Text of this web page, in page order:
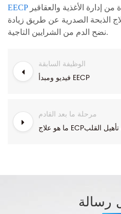
EECPهو معالجة معتمدة من إدارة الأغذية والعقاقير (FDA) غير
الذبحة الصدرية عن طريق زيادة
نضح الدم من الشرايين التاجية.
الوظيفة السابقة
فيديو ومبدأ EECP
مرحلة ما بعد القادم
رسالة